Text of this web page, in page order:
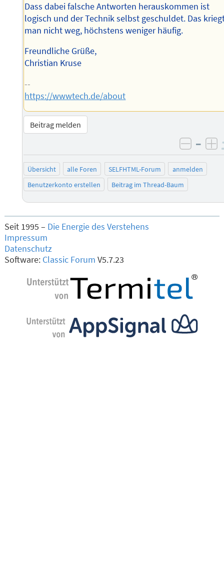
Dass dabei falsche Antworten herauskommen ist
logisch und der Technik selbst geschuldet. Das
man nicht weg, höchstens weniger häufig.
Freundliche Grüße,
Christian Kruse
--
https://wwwtech.de/about
Beitrag melden
–
Übersicht alle Foren SELFHTML-Forum
anmelden
Benutzerkonto erstellen
Beitrag im Thread-Baum
Seit 1995 – Die Energie des Verstehens
Impressum
Datenschutz
Software: Classic Forum V5.7.23